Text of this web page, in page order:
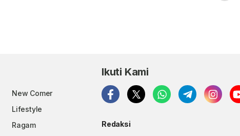
New Comer
Lifestyle
Ragam
Ikuti Kami
Redaksi